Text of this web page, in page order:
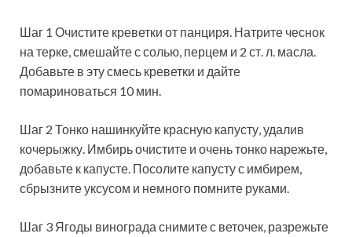
Шаг 1 Очистите креветки от панциря. Натрите чеснок
на терке, смешайте с солью, перцем и 2 ст. л. масла.
Добавьте в эту смесь креветки и дайте
помариноваться 10 мин.
Шаг 2 Тонко нашинкуйте красную капусту, удалив
кочерыжку. Имбирь очистите и очень тонко нарежьте,
добавьте к капусте. Посолите капусту с имбирем,
сбрызните уксусом и немного помните руками.
Шаг 3 Ягоды винограда снимите с веточек, разрежьте